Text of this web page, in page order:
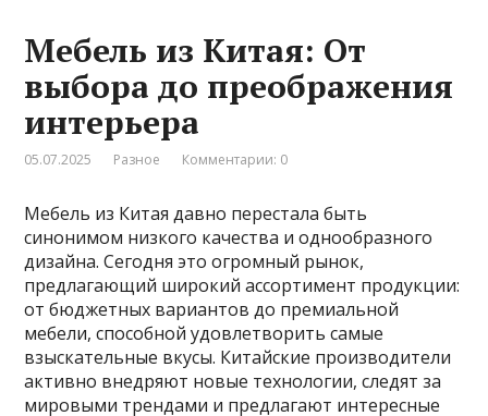
Мебель из Китая: От
выбора до преображения
интерьера
05.07.2025 Разное Комментарии: 0
Мебель из Китая давно перестала быть
синонимом низкого качества и однообразного
дизайна. Сегодня это огромный рынок,
предлагающий широкий ассортимент продукции:
от бюджетных вариантов до премиальной
мебели, способной удовлетворить самые
взыскательные вкусы. Китайские производители
активно внедряют новые технологии, следят за
мировыми трендами и предлагают интересные